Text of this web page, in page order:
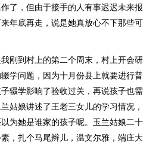
了，但由于接手的人有事迟迟未来报
年底再走，说是她真放心不下那些可
刚到村上的第二个周末，村上开会研
学问题，因为十月份县上就要进行普
辍学影响了验收过关，再说孩子也需
姑娘讲述了王老三女儿的学习情况，
为她是谁家的孩子呢。玉兰姑娘二十
，扎个马尾辫儿，温文尔雅，端庄大